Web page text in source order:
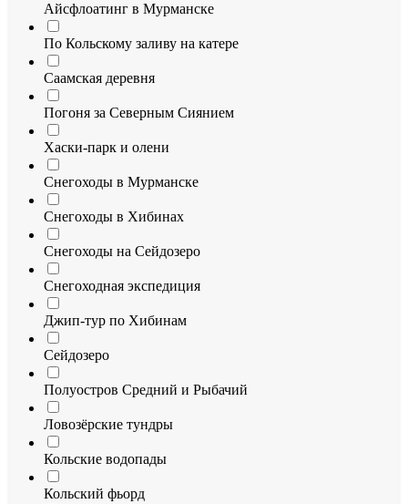
Айсфлоатинг в Мурманске
По Кольскому заливу на катере
Саамская деревня
Погоня за Северным Сиянием
Хаски-парк и олени
Снегоходы в Мурманске
Снегоходы в Хибинах
Снегоходы на Сейдозеро
Снегоходная экспедиция
Джип-тур по Хибинам
Сейдозеро
Полуостров Средний и Рыбачий
Ловозёрские тундры
Кольские водопады
Кольский фьорд